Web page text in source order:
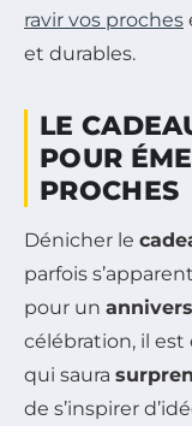
ravir vos proches
et durables.
LE
POUR
PROCHES
Dénicher le
parfois
pour un
célébration, il
qui saura
de s’inspirer